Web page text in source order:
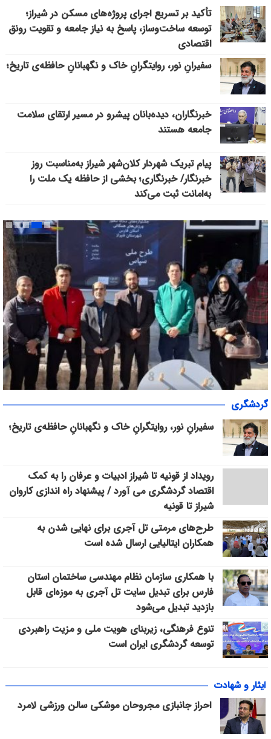
تأکید بر تسریع اجرای پروژه‌های مسکن در شیراز؛
توسعه ساخت‌وساز، پاسخ به نیاز جامعه و تقویت رونق
اقتصادی
سفیرانِ نور، روایتگرانِ خاک و نگهبانانِ حافظه‌ی تاریخ؛
خبرنگاران، دیده‌بانان پیشرو در مسیر ارتقای سلامت
جامعه هستند
پیام تبریک شهردار کلان‌شهر شیراز به‌مناسبت روز
خبرنگار/ خبرنگاری؛ بخشی از حافظه یک ملت را
به‌امانت ثبت می‌کند
«سپاس» در میانرود شیراز طنین‌انداز شد/ هم‌افزایی ورزش، فرهنگ و
خدمات اجتماعی با حضور ۳۰۰ شهروند
گردشگری
سفیرانِ نور، روایتگرانِ خاک و نگهبانانِ حافظه‌ی تاریخ؛
رویداد از قونیه تا شیراز ادبیات و عرفان را به کمک
اقتصاد گردشگری می آورد / پیشنهاد راه اندازی کاروان
شیراز تا قونیه
طرح‌های مرمتی تل آجری برای نهایی شدن به
همکاران ایتالیایی ارسال شده است
با همکاری سازمان نظام مهندسی ساختمان استان
فارس برای تبدیل سایت تل آجری به موزه‌ای قابل
بازدید تبدیل می‌شود
تنوع فرهنگی، زیربنای هویت ملی و مزیت راهبردی
توسعه گردشگری ایران است
ایثار و شهادت
احراز جانبازی مجروحان موشکی سالن ورزشی لامرد